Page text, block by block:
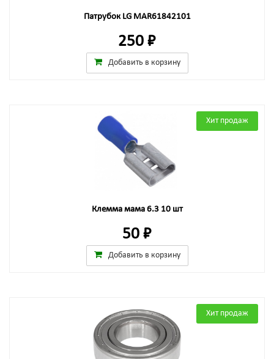
Патрубок LG MAR61842101
250 ₽
Добавить в корзину
Хит продаж
Клемма мама 6.3 10 шт
50 ₽
Добавить в корзину
Хит продаж